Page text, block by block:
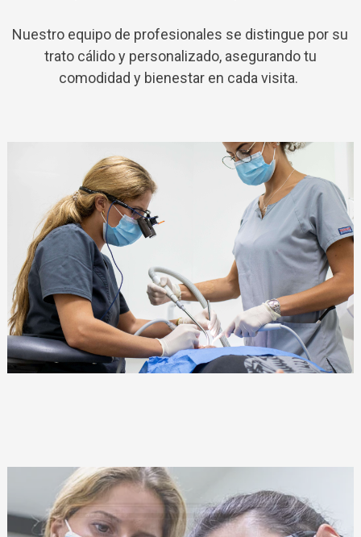
Nuestro equipo de profesionales se distingue por su
trato cálido y personalizado, asegurando tu
comodidad y bienestar en cada visita.